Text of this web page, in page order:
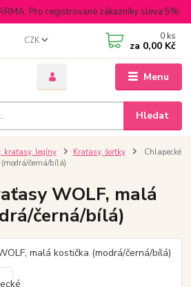
Pro registrované zákazníky sleva 5%.
Menu
CZK
Hledat
0 ks
za 0,00 Kč
kraťasy, legíny Kraťasy, šortky
Chlapecké
černá/bílá)
WOLF, malá
černá/bílá)